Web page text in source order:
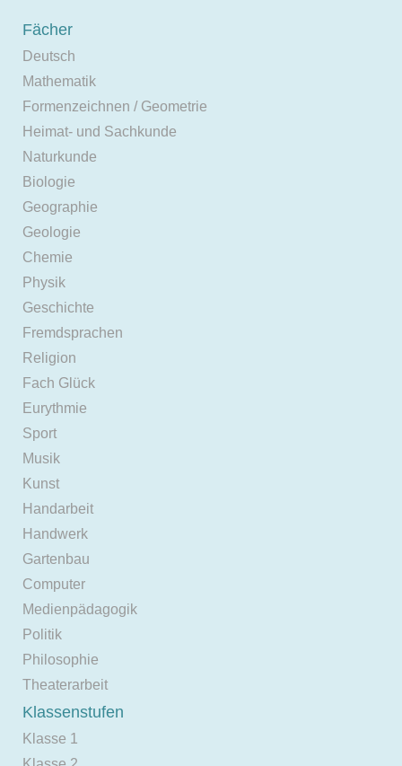
Fächer
Deutsch
Mathematik
Formenzeichnen / Geometrie
Heimat- und Sachkunde
Naturkunde
Biologie
Geographie
Geologie
Chemie
Physik
Geschichte
Fremdsprachen
Religion
Fach Glück
Eurythmie
Sport
Musik
Kunst
Handarbeit
Handwerk
Gartenbau
Computer
Medienpädagogik
Politik
Philosophie
Theaterarbeit
Klassenstufen
Klasse 1